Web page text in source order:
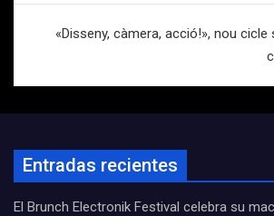
«Disseny, càmera, acció!», nou cicle
Entradas recientes
El Brunch Electronik Festival celebra su